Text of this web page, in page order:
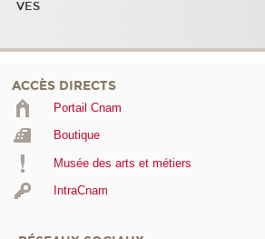
VES
ACCÈS DIRECTS
Portail Cnam
Boutique
Musée des arts et métiers
IntraCnam